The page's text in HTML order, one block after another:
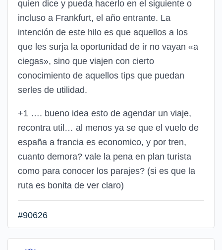
quien dice y pueda hacerlo en el siguiente o
incluso a Frankfurt, el año entrante. La
intención de este hilo es que aquellos a los
que les surja la oportunidad de ir no vayan «a
ciegas», sino que viajen con cierto
conocimiento de aquellos tips que puedan
serles de utilidad.
+1 …. bueno idea esto de agendar un viaje,
recontra util… al menos ya se que el vuelo de
españa a francia es economico, y por tren,
cuanto demora? vale la pena en plan turista
como para conocer los parajes? (si es que la
ruta es bonita de ver claro)
#90626